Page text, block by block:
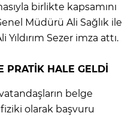
birlikte kapsamını
Müdürü Ali Sağlık ile
Sezer imza attı.
PRATİK HALE GELDİ
belge
olarak başvuru